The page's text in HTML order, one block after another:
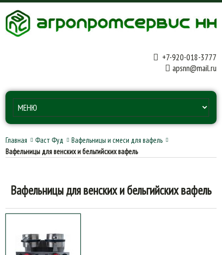
+7-920-018-3777
apsnn@mail.ru
Главная Фаст Фуд
Вафельницы и смеси для вафель
Вафельницы для венских и бельгийских вафель
Вафельницы для венских и бельгийских вафель